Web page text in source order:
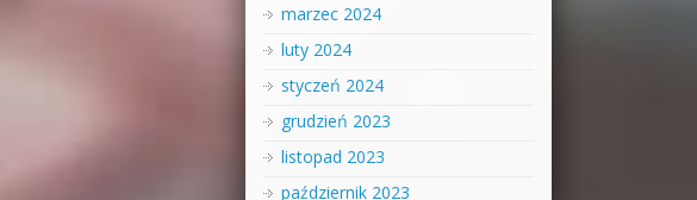
marzec 2024
luty 2024
styczeń 2024
grudzień 2023
listopad 2023
październik 2023